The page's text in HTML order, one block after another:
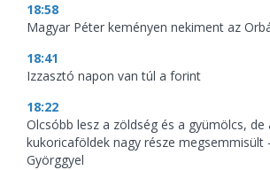
18:58
Magyar Péter keményen nekiment az
18:41
Izzasztó napon van túl a forint
18:22
Olcsóbb lesz a zöldség és a gyümölcs, de
kukoricaföldek nagy része megsemmisült
Györggyel